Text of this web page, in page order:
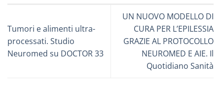
Tumori e alimenti ultra-
processati. Studio
Neuromed su DOCTOR 33
UN NUOVO MODELLO DI
CURA PER L’EPILESSIA
GRAZIE AL PROTOCOLLO
NEUROMED E AIE. Il
Quotidiano Sanità